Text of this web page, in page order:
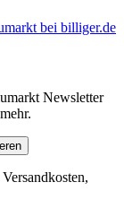
Newsletter